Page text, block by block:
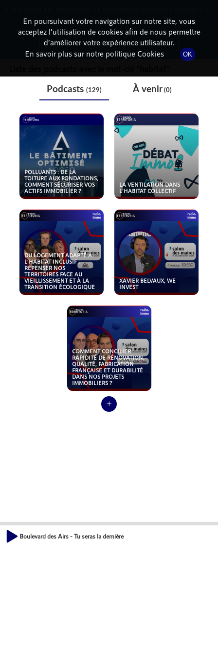
THÉMATIQUE
Podcasts (129) À venir(0)
POLLUANTS : DE LA
TOITURE AUX FONDATIONS,
COMMENT SÉCURISER VOS
ACTIFS IMMOBILIER ?
LA VENTILATION DANS
L'HABITAT COLLECTIF
DU LOGEMENT ADAPTÉ À
L’HABITAT INCLUSIF :
REPENSER NOS
TERRITOIRES FACE AU
VIEILLISSEMENT ET À LA
TRANSITION ÉCOLOGIQUE
XAVIER BELVAUX, WE
INVEST
COMMENT CONCILIER
RAPIDITÉ DE RÉNOVATION,
QUALITÉ, FABRICATION
FRANÇAISE ET DURABILITÉ
DANS NOS PROJETS
IMMOBILIERS ?
Boulevard des Airs - Tu seras la dernière
En poursuivant votre navigation sur notre site, vous
acceptez l’utilisation de cookies afin de nous permettre
d’améliorer votre expérience utilisateur.
En savoir plus sur notre politique Cookies
OK
dessous pour l'installer.
Non merci Télécharger l'application